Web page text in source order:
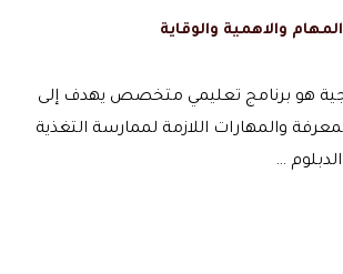
والاهمية والوقاية
هو برنامج تعليمي متخصص يهدف إلى
والمهارات اللازمة لممارسة التغذية
…